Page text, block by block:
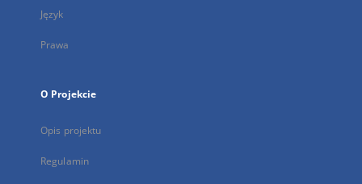
Język
Prawa
O Projekcie
Opis projektu
Regulamin